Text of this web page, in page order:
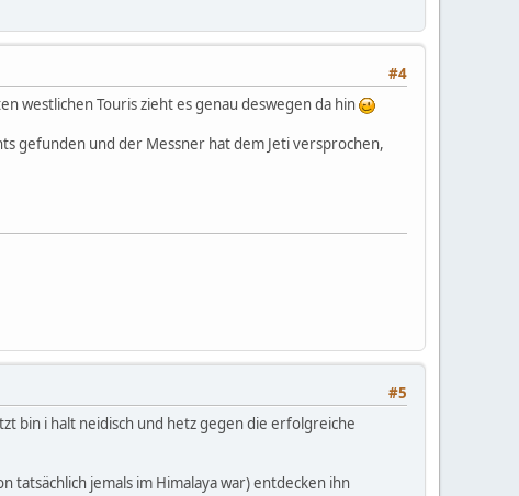
#4
westlichen Touris zieht es genau deswegen da hin
gefunden und der Messner hat dem Jeti versprochen,
#5
bin i halt neidisch und hetz gegen die erfolgreiche
tatsächlich jemals im Himalaya war) entdecken ihn